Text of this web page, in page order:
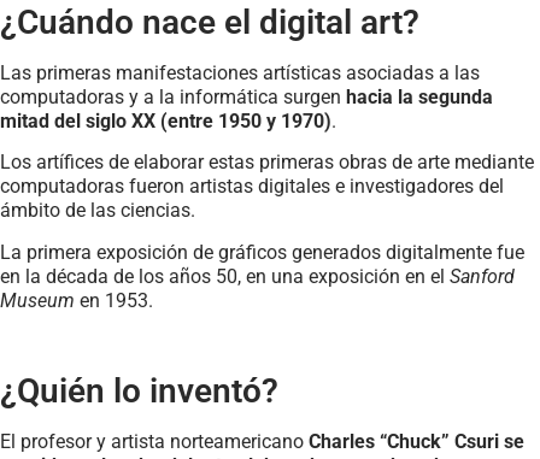
¿Cuándo nace el digital art?
Las primeras manifestaciones artísticas asociadas a las
computadoras y a la informática surgen hacia la segunda
mitad del siglo XX (entre 1950 y 1970).
Los artífices de elaborar estas primeras obras de arte mediante
computadoras fueron artistas digitales e investigadores del
ámbito de las ciencias.
La primera exposición de gráficos generados digitalmente fue
en la década de los años 50, en una exposición en el Sanford
Museum en 1953.
¿Quién lo inventó?
El profesor y artista norteamericano Charles “Chuck” Csuri se